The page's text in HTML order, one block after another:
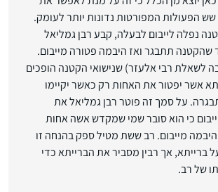
שש הפעולות המפורטות נדונות יותר לעומק.
נפלה לייבום לבעלה, קבע רבן גמליאל
שהקטנה תתבגר ואז היבמה פטורה מייבום.
לשאלת רבי אלעזר) שנישואי הקטנה הופכים
אשר יפטור את האחות רק כאשר יקיימו
על סמך זה פוטר רבן גמליאל את
כי הוא סובר שמי שמקדש אשה אחות
מייבום. רב ששת מטיל ספק בהנחה זו
אך רבין מסביר את הברייתא כדי
של רב.